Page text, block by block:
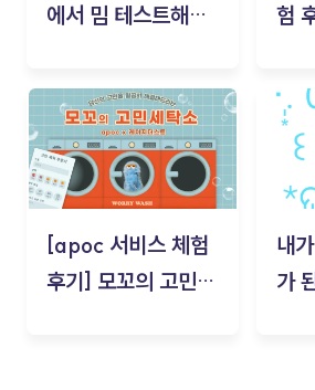
에서 밈 테스트해보
험
김
[apoc 서비스 체험
후기] 모꼬의 고민세
내
가